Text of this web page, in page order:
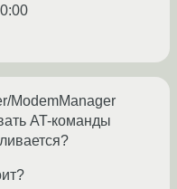
ModemManager
AT-команды